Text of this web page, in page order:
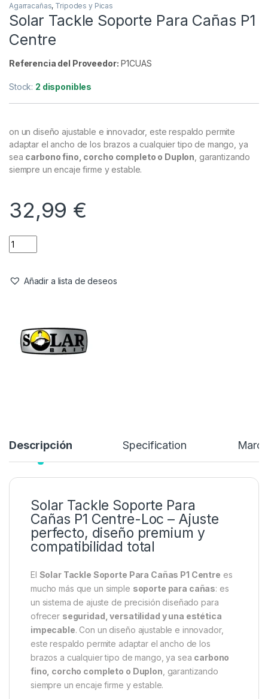
Agarracañas, Tripodes y Picas
Solar Tackle Soporte Para Cañas P1
Centre
Referencia del Proveedor: P1CUAS
Stock: 2 disponibles
on un diseño ajustable e innovador, este respaldo permite
adaptar el ancho de los brazos a cualquier tipo de mango, ya
sea carbono fino, corcho completo o Duplon , garantizando
siempre un encaje firme y estable.
32,99 €
Añadir a lista de deseos
Descripción Specification Marca
Solar Tackle Soporte Para
Cañas P1 Centre-Loc – Ajuste
perfecto, diseño premium y
compatibilidad total
El Solar Tackle Soporte Para Cañas P1 Centre es
mucho más que un simple soporte para cañas: es
un sistema de ajuste de precisión diseñado para
ofrecer seguridad, versatilidad y una estética
impecable. Con un diseño ajustable e innovador,
este respaldo permite adaptar el ancho de los
brazos a cualquier tipo de mango, ya sea carbono
fino, corcho completo o Duplon , garantizando
siempre un encaje firme y estable.